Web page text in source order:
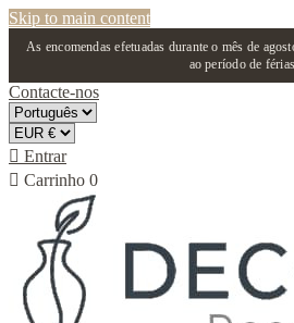
Skip to main content
As encomendas efetuadas durante o mês de
ao período de férias.
Contacte-nos
 Entrar
 Carrinho 0